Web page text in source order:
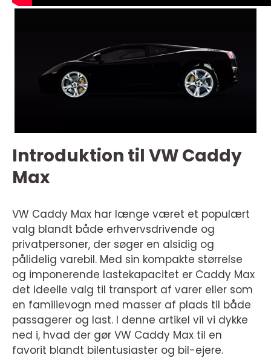
Introduktion til VW Caddy
Max
VW Caddy Max har længe været et populært
valg blandt både erhvervsdrivende og
privatpersoner, der søger en alsidig og
pålidelig varebil. Med sin kompakte størrelse
og imponerende lastekapacitet er Caddy Max
det ideelle valg til transport af varer eller som
en familievogn med masser af plads til både
passagerer og last. I denne artikel vil vi dykke
ned i, hvad der gør VW Caddy Max til en
favorit blandt bilentusiaster og bil-ejere.